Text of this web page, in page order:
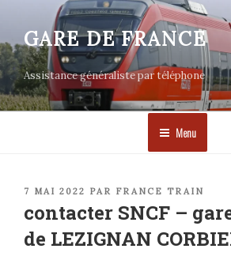
contenu
principal
GARE DE FRANCE
Assistance généraliste par téléphone
Menu
PUBLIÉ
7 MAI 2022 PAR FRANCE TRAIN
contacter SNCF –
de LEZIGNAN